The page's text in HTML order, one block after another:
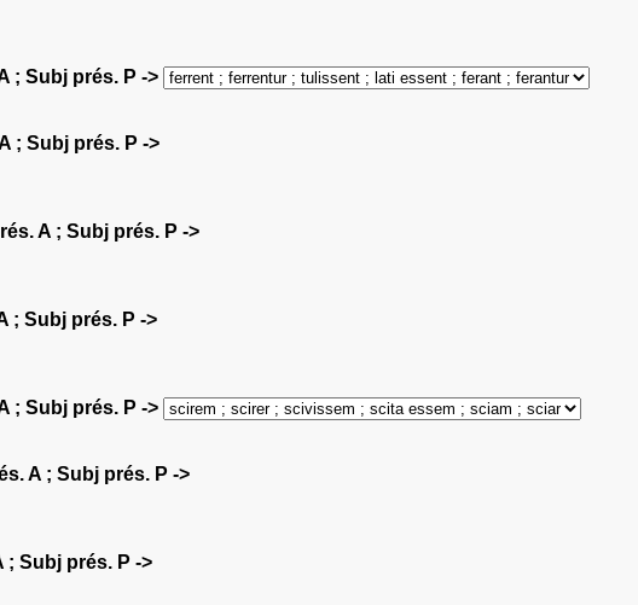
; Subj prés. P ->
; Subj prés. P ->
A ; Subj prés. P ->
; Subj prés. P ->
; Subj prés. P ->
A ; Subj prés. P ->
; Subj prés. P ->